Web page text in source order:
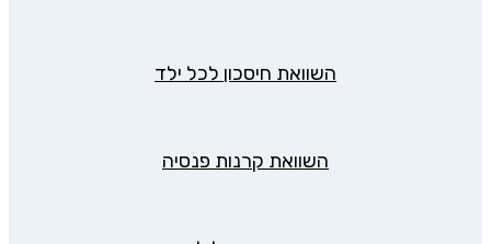
השוואת חיסכון לכל ילד
השוואת קרנות פנסיה